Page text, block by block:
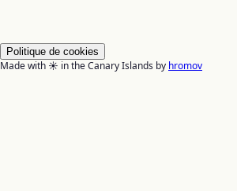
Politique de cookies
with ☀️ in the Canary Islands by hromov